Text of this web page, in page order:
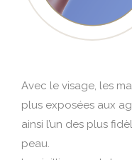
Avec le visage, les
plus exposées aux
ainsi l’un des plus
peau.